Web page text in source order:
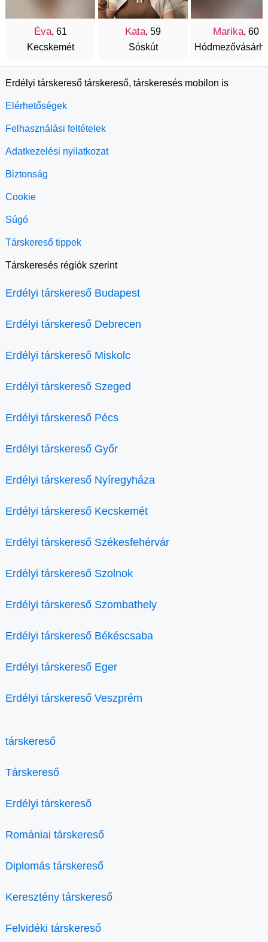
Éva, 61
Kecskemét
Kata, 59
Sóskút
Marika, 60
Erdélyi társkereső társkereső, társkeresés mobilon is
Elérhetőségek
Felhasználási feltételek
Adatkezelési nyilatkozat
Biztonság
Cookie
Súgó
Társkereső tippek
Társkeresés régiók szerint
Erdélyi társkereső Budapest
Erdélyi társkereső Debrecen
Erdélyi társkereső Miskolc
Erdélyi társkereső Szeged
Erdélyi társkereső Pécs
Erdélyi társkereső Győr
Erdélyi társkereső Nyíregyháza
Erdélyi társkereső Kecskemét
Erdélyi társkereső Székesfehérvár
Erdélyi társkereső Szolnok
Erdélyi társkereső Szombathely
Erdélyi társkereső Békéscsaba
Erdélyi társkereső Eger
Erdélyi társkereső Veszprém
társkereső
Társkereső
Erdélyi társkereső
Romániai társkereső
Diplomás társkereső
Keresztény társkereső
Felvidéki társkereső